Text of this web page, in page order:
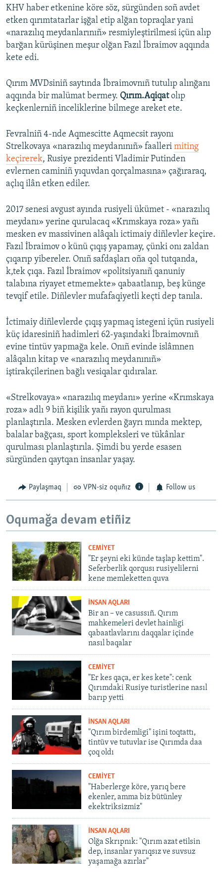
KHV haber etkenine köre söz, sürgünden soñ avdet
etken qırımtatarlar işğal etip alğan topraqlar yani
«narazılıq meydanlarınıñ» resmiyleştirilmesi içün alıp
barğan kürüşinen meşur olğan Fazıl İbraimov aqqında
kete edi.
Qırım MVDsiniñ saytında İbraimovnıñ tutulıp alınğanı
aqqında bir malümat bermey. Qırım.Aqiqatolıp
keçkenlerniñ inceliklerine bilmege areket ete.
Fevralniñ 4-nde Aqmescitte Aqmecsit rayonı
Strelkovaya «narazılıq meydanınıñ» faalleri miting
keçirerek, Rusiye prezidenti Vladimir Putinden
evlernen caminiñ yıquvdan qorçalmasına» çağıraraq,
açlıq ilân etken ediler.
2017 senesi avgust ayında rusiyeli ükümet - «narazılıq
meydanı» yerine qurulacaq «Krımskaya roza» yañı
mesken ev massivinen alâqalı ictimaiy diñlevler keçire.
Fazıl İbraimov o künü çıqış yapamay, çünki onı zaldan
çıqarıp yibereler. Onıñ safdaşları oña qol tutqanda,
k,tek çıqa. Fazıl İbraimov «politsiyanıñ qanuniy
talabına riyayet etmemekte» qabaatlanıp, beş künge
tevqif etile. Diñlevler mufafaqiyetli keçti dep tanıla.
İctimaiy diñlevlerde çıqış yapmaq istegeni içün rusiyeli
küç idaresiniñ hadimleri 62-yaşındaki İbraimovnıñ
evine tintüv yapmağa kele. Onıñ evinde islâmnen
alâqalın kitap ve «narazılıq meydanınıñ»
iştirakçilerinen bağlı vesiqalar qıdıralar.
«Strelkovaya» «narazılıq meydanı» yerine «Krımskaya
roza» adlı 9 biñ kişilik yañı rayon qurulması
planlaştırıla. Mesken evlerden ğayrı mında mektep,
balalar bağçası, sport kompleksleri ve tükânlar
qurulması planlaştırıla. Şimdi bu yerde esasen
sürgünden qaytqan insanlar yaşay.
Paylaşmaq VPN-siz oquñız Follow us
Oqumağa devam etiñiz
CEMİYET
"Er şeyni eki künde taşlap kettim".
Seferberlik qorqusı rusiyelilerni
kene memleketten quva
İNSAN AQLARI
Bir an – ve casussıñ. Qırım
mahkemeleri devlet hainligi
qabaatlavlarını daqqalar içinde
nasıl baqalar
CEMİYET
"Er kes qaça, er kes kete": cenk
Qırımdaki Rusiye turistlerine nasıl
barıp yetti
İNSAN AQLARI
"Qırım birdemligi" işini toqtattı,
tintüv ve tutuvlar ise Qırımda daa
çoq oldı
CEMİYET
"Haberlerge köre, yarıq bere
ekenler, amma biz bütünley
ekektriksizmiz"
İNSAN AQLARI
Olğa Skrıpnık: "Qırım azat etilsin
dep, insanlar yarıqsız ve suvsuz
yaşamağa azırlar"